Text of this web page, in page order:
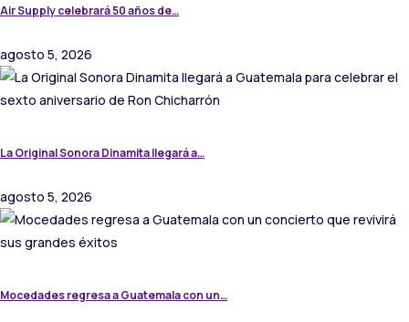
Air Supply celebrará 50 años de…
agosto 5, 2026
La Original Sonora Dinamita llegará a…
agosto 5, 2026
Mocedades regresa a Guatemala con un…